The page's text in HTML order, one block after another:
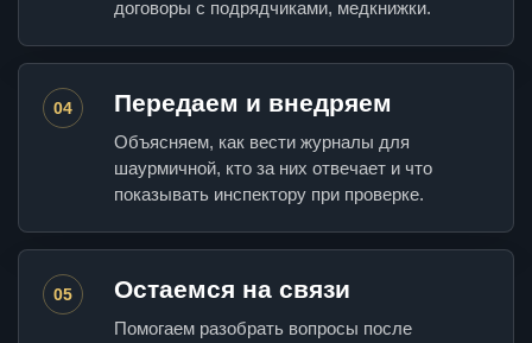
договоры с подрядчиками, медкнижки.
04 Передаем и внедряем
Объясняем, как вести журналы для
шаурмичной, кто за них отвечает и что
показывать инспектору при проверке.
05 Остаемся на связи
Помогаем разобрать вопросы после